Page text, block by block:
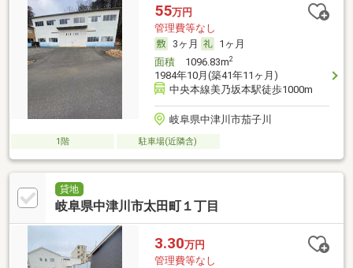
55万円
管理費等なし
3ヶ月
1ヶ月
面積1096.83m2
1984年10月(築41年11ヶ月)
中央本線美乃坂本駅徒歩1000m
岐阜県中津川市茄子川
1階 駐車場(近隣含)
貸地
岐阜県中津川市太田町１丁目
3.30万円
管理費等なし